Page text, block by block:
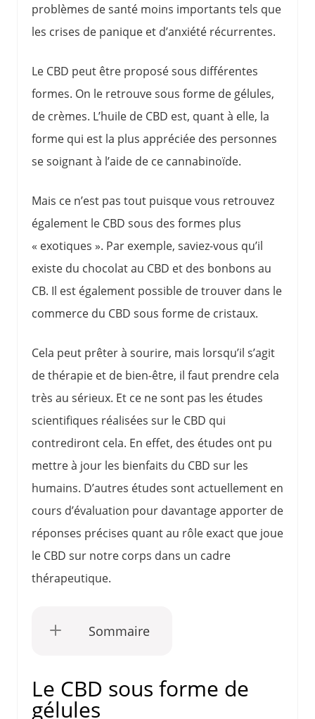
problèmes de santé moins importants tels que
les crises de panique et d’anxiété récurrentes.
Le CBD peut être proposé sous différentes
formes. On le retrouve sous forme de gélules,
de crèmes. L’huile de CBD est, quant à elle, la
forme qui est la plus appréciée des personnes
se soignant à l’aide de ce cannabinoïde.
Mais ce n’est pas tout puisque vous retrouvez
également le CBD sous des formes plus
« exotiques ». Par exemple, saviez-vous qu’il
existe du chocolat au CBD et des bonbons au
CB. Il est également possible de trouver dans le
commerce du CBD sous forme de cristaux.
Cela peut prêter à sourire, mais lorsqu’il s’agit
de thérapie et de bien-être, il faut prendre cela
très au sérieux. Et ce ne sont pas les études
scientifiques réalisées sur le CBD qui
contrediront cela. En effet, des études ont pu
mettre à jour les bienfaits du CBD sur les
humains. D’autres études sont actuellement en
cours d’évaluation pour davantage apporter de
réponses précises quant au rôle exact que joue
le CBD sur notre corps dans un cadre
thérapeutique.
Sommaire
Le CBD sous forme de
gélules